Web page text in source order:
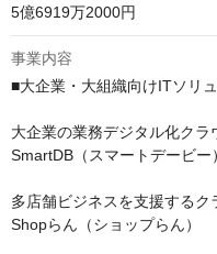
5億6919万2000円
事業内容
■大企業・大組織向けITソリ
大企業の業務デジタル化クラ
SmartDB（スマートデービー）
多店舗ビジネスを支援するク
Shopらん（ショップらん）